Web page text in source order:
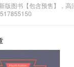
版图书【包含预售】，